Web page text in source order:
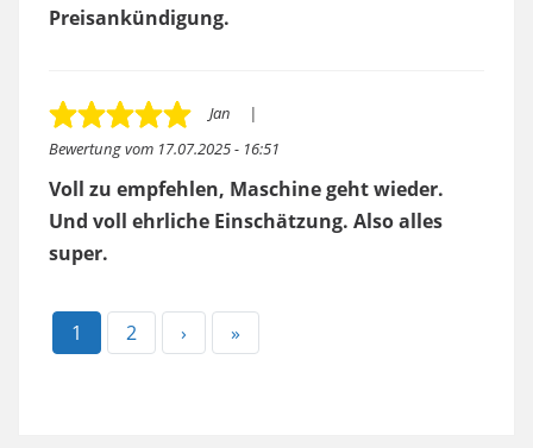
Preisankündigung.
Bewertung vom 17.07.2025 - 16:51
Jan
Voll zu empfehlen, Maschine geht wieder.
Und voll ehrliche Einschätzung. Also alles
super.
Aktuelle
1 Page
2
Nächste
›
Letzte
»